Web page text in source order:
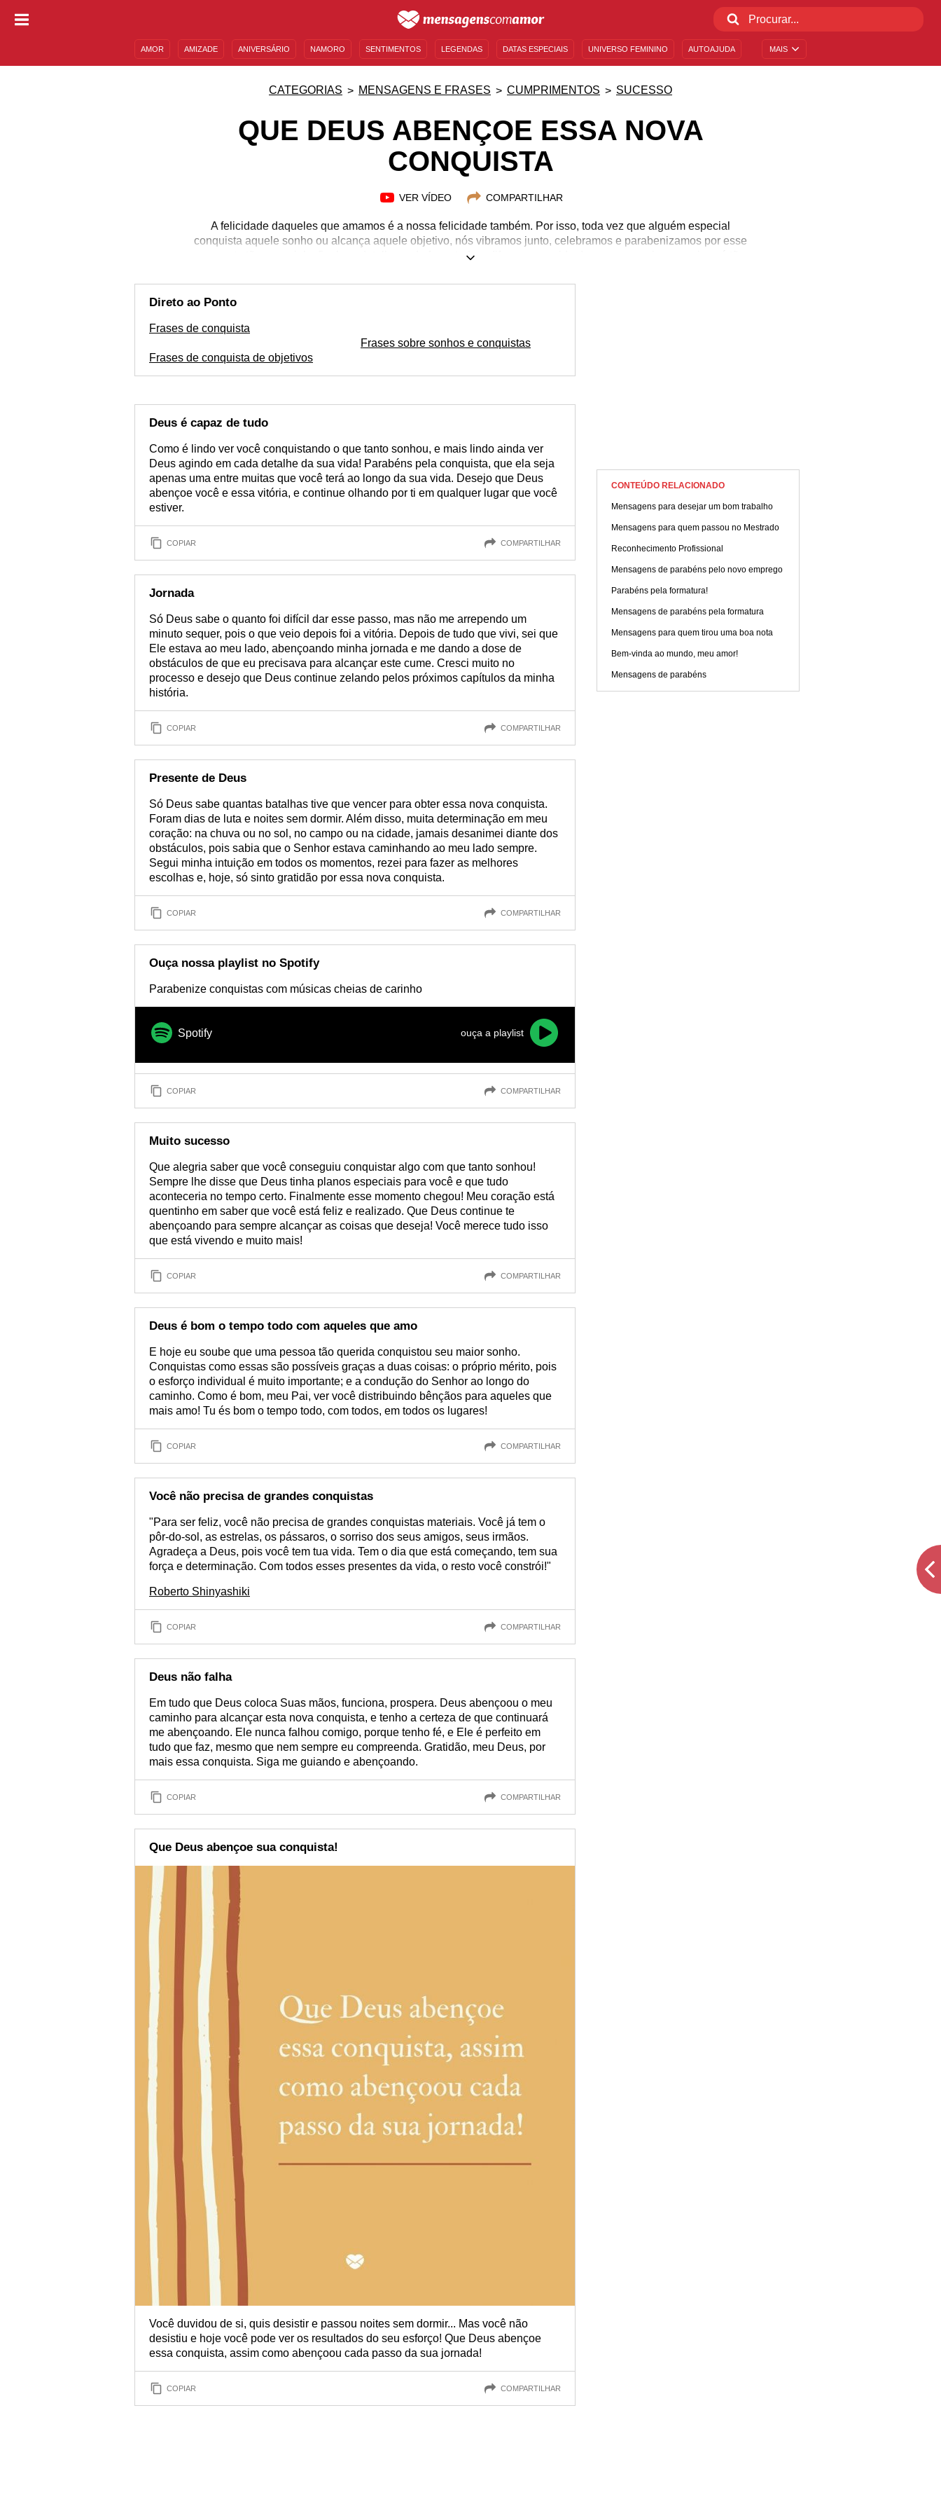
MAIS
AMOR AMIZADE ANIVERSÁRIO NAMORO SENTIMENTOS LEGENDAS DATAS ESPECIAIS UNIVERSO FEMININO AUTOAJUDA
CATEGORIAS MENSAGENS E FRASES CUMPRIMENTOS SUCESSO
QUE DEUS ABENÇOE ESSA NOVA
CONQUISTA
VER VÍDEO COMPARTILHAR
A felicidade daqueles que amamos é a nossa felicidade também. Por isso, toda vez que alguém especial
conquista aquele sonho ou alcança aquele objetivo, nós vibramos junto, celebramos e parabenizamos por esse
momento tão especial, afinal um detalhe pode fazer toda a diferença na vida dos nossos amigos, por isso é tão
mensagens de parabenização, olhe bem no fundo dos olhos de quem ama e diga: "Que Deus abençoe essa
nova conquista", porque todos sabemos que o Senhor sempre dá o melhor para os filhos seus. Escolha a
Direto ao Ponto
Frases de conquista
Frases de conquista de objetivos
Frases sobre sonhos e conquistas
Deus é capaz de tudo
Como é lindo ver você conquistando o que tanto sonhou, e mais lindo ainda ver
Deus agindo em cada detalhe da sua vida! Parabéns pela conquista, que ela seja
apenas uma entre muitas que você terá ao longo da sua vida. Desejo que Deus
abençoe você e essa vitória, e continue olhando por ti em qualquer lugar que você
estiver.
COPIAR COMPARTILHAR
Jornada
Só Deus sabe o quanto foi difícil dar esse passo, mas não me arrependo um
minuto sequer, pois o que veio depois foi a vitória. Depois de tudo que vivi, sei que
Ele estava ao meu lado, abençoando minha jornada e me dando a dose de
obstáculos de que eu precisava para alcançar este cume. Cresci muito no
processo e desejo que Deus continue zelando pelos próximos capítulos da minha
história.
COPIAR COMPARTILHAR
Presente de Deus
Só Deus sabe quantas batalhas tive que vencer para obter essa nova conquista.
Foram dias de luta e noites sem dormir. Além disso, muita determinação em meu
coração: na chuva ou no sol, no campo ou na cidade, jamais desanimei diante dos
obstáculos, pois sabia que o Senhor estava caminhando ao meu lado sempre.
Segui minha intuição em todos os momentos, rezei para fazer as melhores
escolhas e, hoje, só sinto gratidão por essa nova conquista.
COPIAR COMPARTILHAR
Ouça nossa playlist no Spotify
Parabenize conquistas com músicas cheias de carinho
Spotify ouça a playlist
COPIAR COMPARTILHAR
Muito sucesso
Que alegria saber que você conseguiu conquistar algo com que tanto sonhou!
Sempre lhe disse que Deus tinha planos especiais para você e que tudo
aconteceria no tempo certo. Finalmente esse momento chegou! Meu coração está
quentinho em saber que você está feliz e realizado. Que Deus continue te
abençoando para sempre alcançar as coisas que deseja! Você merece tudo isso
que está vivendo e muito mais!
COPIAR COMPARTILHAR
Deus é bom o tempo todo com aqueles que amo
E hoje eu soube que uma pessoa tão querida conquistou seu maior sonho.
Conquistas como essas são possíveis graças a duas coisas: o próprio mérito, pois
o esforço individual é muito importante; e a condução do Senhor ao longo do
caminho. Como é bom, meu Pai, ver você distribuindo bênçãos para aqueles que
mais amo! Tu és bom o tempo todo, com todos, em todos os lugares!
COPIAR COMPARTILHAR
Você não precisa de grandes conquistas
"Para ser feliz, você não precisa de grandes conquistas materiais. Você já tem o
pôr-do-sol, as estrelas, os pássaros, o sorriso dos seus amigos, seus irmãos.
Agradeça a Deus, pois você tem tua vida. Tem o dia que está começando, tem sua
força e determinação. Com todos esses presentes da vida, o resto você constrói!"
Roberto Shinyashiki
COPIAR COMPARTILHAR
Deus não falha
Em tudo que Deus coloca Suas mãos, funciona, prospera. Deus abençoou o meu
caminho para alcançar esta nova conquista, e tenho a certeza de que continuará
me abençoando. Ele nunca falhou comigo, porque tenho fé, e Ele é perfeito em
tudo que faz, mesmo que nem sempre eu compreenda. Gratidão, meu Deus, por
mais essa conquista. Siga me guiando e abençoando.
COPIAR COMPARTILHAR
Que Deus abençoe sua conquista!
Você duvidou de si, quis desistir e passou noites sem dormir... Mas você não
desistiu e hoje você pode ver os resultados do seu esforço! Que Deus abençoe
essa conquista, assim como abençoou cada passo da sua jornada!
COPIAR COMPARTILHAR
CONTEÚDO RELACIONADO
Mensagens para desejar um bom trabalho
Mensagens para quem passou no Mestrado
Reconhecimento Profissional
Mensagens de parabéns pelo novo emprego
Parabéns pela formatura!
Mensagens de parabéns pela formatura
Mensagens para quem tirou uma boa nota
Bem-vinda ao mundo, meu amor!
Mensagens de parabéns